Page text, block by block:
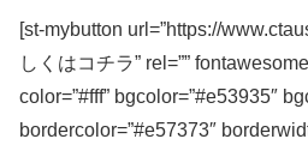
[st-mybutton url=”https://
しくはコチラ” rel=””
color=”#fff” bgcolor=”#e53935″
bordercolor=”#e57373″